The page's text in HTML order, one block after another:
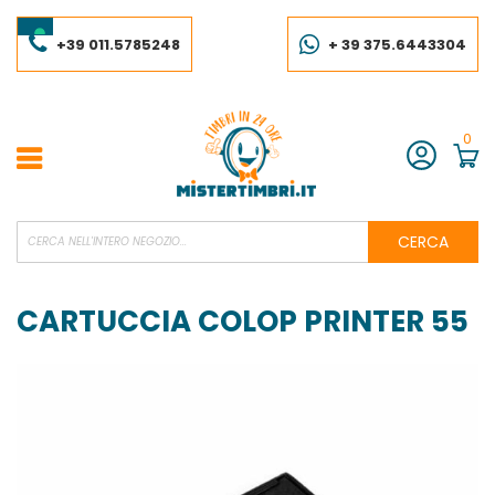
al
contenuto+39 011.5785248 + 39 375.6443304
Account
0
CERCA
CARTUCCIA COLOP PRINTER 55